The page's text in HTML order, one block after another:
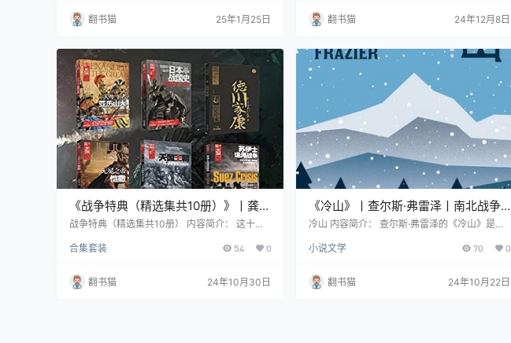
生：希望2》《以色列的诞生：荣耀1》《以色列
的诞生：荣耀2》。 《战争与回忆》（1941-194
小说笔法展现了第二次世界大战的全景。它以美
国海军军官维克多·亨利一家为中心辐射开去…
翻书猫 25年1月25日
《凯恩舰哗变》、《战争就是这么回事儿》系
列、《葛底斯堡的雄狮》、《战争论（全三
条纹睡衣的男孩》、《黄同学漫画二战史（共4
册）》、《少帅春秋》、《湘军为什么这么
牛》、《将领讲述》系列。 作者…
翻书猫 24年12月8日
《战争特典（精选集共10册）》丨龚琛
丨从间谍到帝王，十本书揭秘世界历史
战争特典（精选集共10册） 内容简介： 这十本
文明的历史长卷。从古代到近代，从东方到西
件和组织，为读者提供了一个全新的视角来理解
世界历史。 《世界间谍史》和《条顿骑士团全
合集套装 54 0
翻书猫 24年10月30日
《冷山》丨查尔斯·弗雷泽丨南北战争
中的爱情与归乡之路
冷山 内容简介： 查尔斯·弗雷泽的《冷山》是一
一段动人心魄的爱情故事。故事的主人公英曼是
踏上了漫长的归乡之路，只为回到家乡冷山，与
心上人艾达重逢。与此同时，艾达独自在山间的
小说文学 70 0
翻书猫 24年10月22日